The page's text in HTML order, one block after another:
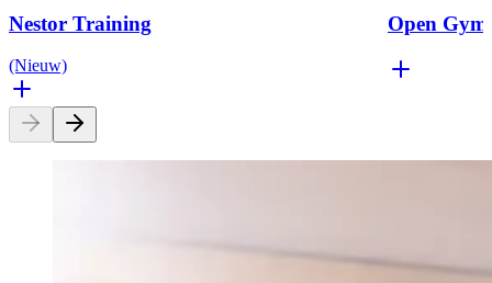
Nestor Training
(Nieuw)
Open Gym